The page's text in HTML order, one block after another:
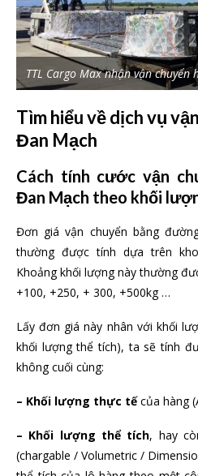
TTL Cargo Max nhận vận
Tìm hiểu về dịch vụ
Đan Mạch
Cách tính cước vận
Đan Mạch theo khối
Đơn giá vận chuyển bằng
thường được tính dựa trên
Khoảng khối lượng này thường
+100, +250, + 300, +500kg …
Lấy đơn giá này nhân với khối
khối lượng thể tích), ta sẽ tính
không cuối cùng:
– Khối lượng thực tếcủa hàng
– Khối lượng thể tích, hay
(chargable / Volumetric /